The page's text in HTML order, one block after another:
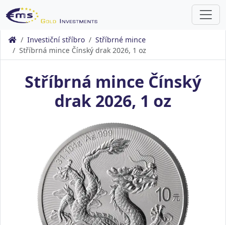
Investiční stříbro
Stříbrné mince
Stříbrná mince Čínský drak 2026, 1 oz
Stříbrná mince Čínský
drak 2026, 1 oz